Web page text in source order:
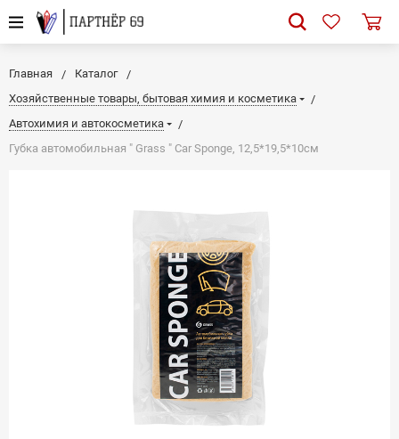
Главная
Каталог
Хозяйственные товары, бытовая химия и косметика
Автохимия и автокосметика
Губка автомобильная " Grass " Car Sponge, 12,5*19,5*10см